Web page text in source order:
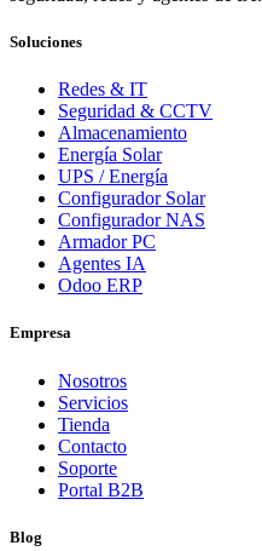
Soluciones
Redes & IT
Seguridad & CCTV
Almacenamiento
Energía Solar
UPS / Energía
Configurador Solar
Configurador NAS
Armador PC
Agentes IA
Odoo ERP
Empresa
Nosotros
Servicios
Tienda
Contacto
Soporte
Portal B2B
Blog